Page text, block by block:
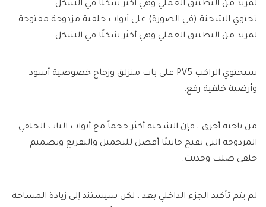
تحتوي الشحنة (في الصورة) على أبواب خلفية مزدوجة مفتوحة
لمزيد من التطبيق العملي وهي أكثر شكلًا في الشكل
سيحتوي الراكب PV5 على باب منزلق وزجاج خصوصية أسود
وأرضية خلفية رفع.
من ناحية أخرى ، فإن الشحنة أكثر حجماً مع أبواب الباب الخلفي
المزدوجة التي تفتح جانبيًا-أفضل للتحميل والتفريغ-وتصميم
خلفي صلب وحديث.
لم يتم تأكيد الجزء الداخلي بعد ، لكن سيستند إلى زيادة المساحة